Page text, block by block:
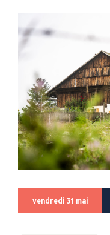
vendredi 31 mai